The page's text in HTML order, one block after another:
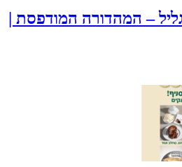
– המהדורה המודפסת |